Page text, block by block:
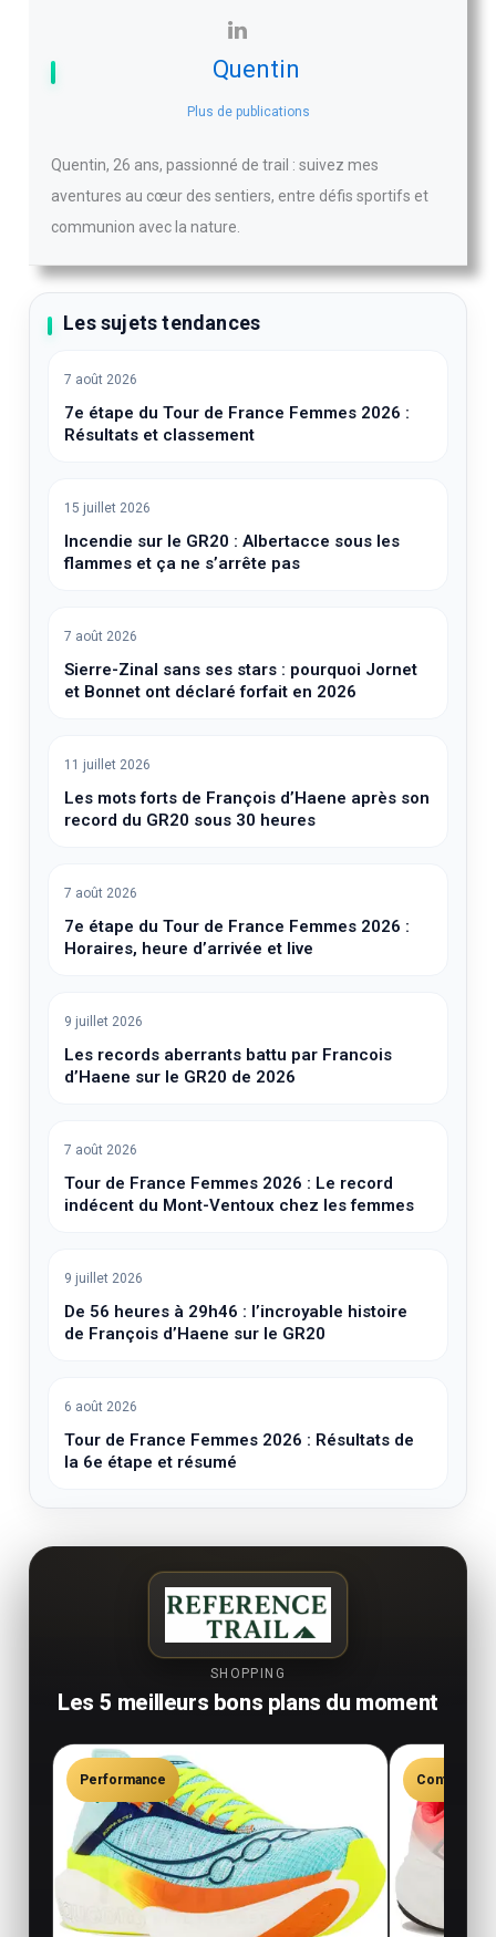
Quentin
Plus de publications
Quentin, 26 ans, passionné de trail : suivez mes
aventures au cœur des sentiers, entre défis sportifs et
communion avec la nature.
Les sujets tendances
7 août 2026
7e étape du Tour de France Femmes 2026 :
Résultats et classement
15 juillet 2026
Incendie sur le GR20 : Albertacce sous les
flammes et ça ne s’arrête pas
7 août 2026
Sierre-Zinal sans ses stars : pourquoi Jornet
et Bonnet ont déclaré forfait en 2026
11 juillet 2026
Les mots forts de François d’Haene après son
record du GR20 sous 30 heures
7 août 2026
7e étape du Tour de France Femmes 2026 :
Horaires, heure d’arrivée et live
9 juillet 2026
Les records aberrants battu par Francois
d’Haene sur le GR20 de 2026
7 août 2026
Tour de France Femmes 2026 : Le record
indécent du Mont-Ventoux chez les femmes
9 juillet 2026
De 56 heures à 29h46 : l’incroyable histoire
de François d’Haene sur le GR20
6 août 2026
Tour de France Femmes 2026 : Résultats de
la 6e étape et résumé
SHOPPING
Les 5 meilleurs bons plans du moment
Performance Confort